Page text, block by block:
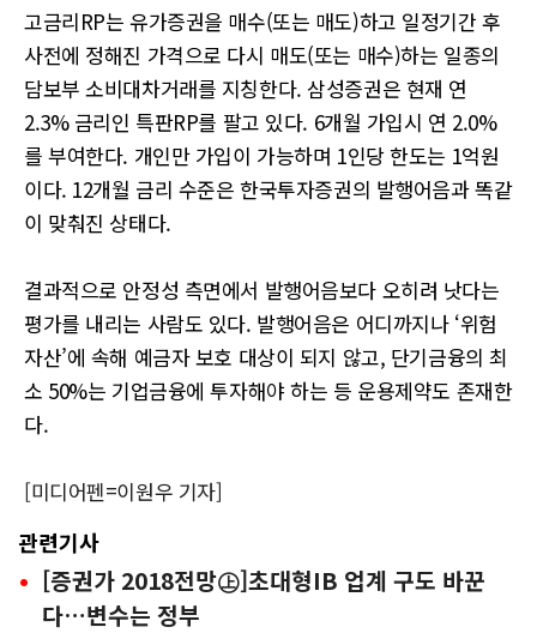
고금리RP는 유가증권을 매수(또는 매도)하고 일정기간 후
사전에 정해진 가격으로 다시 매도(또는 매수)하는 일종의
담보부 소비대차거래를 지칭한다. 삼성증권은 현재 연
2.3% 금리인 특판RP를 팔고 있다. 6개월 가입시 연 2.0%
를 부여한다. 개인만 가입이 가능하며 1인당 한도는 1억원
이다. 12개월 금리 수준은 한국투자증권의 발행어음과 똑같
이 맞춰진 상태다.
결과적으로 안정성 측면에서 발행어음보다 오히려 낫다는
평가를 내리는 사람도 있다. 발행어음은 어디까지나 ‘위험
자산’에 속해 예금자 보호 대상이 되지 않고, 단기금융의 최
소 50%는 기업금융에 투자해야 하는 등 운용제약도 존재한
다.
[미디어펜=이원우 기자]
관련기사
[증권가 2018전망㊤]초대형IB 업계 구도 바꾼
다…변수는 정부